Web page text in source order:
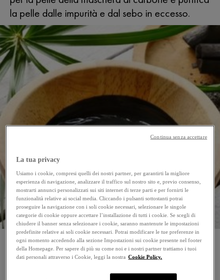
la pelle dalle impurità e dal sebo in eccesso.
Prova l’effetto detox della maschera al
La tua privacy
Usiamo i cookie, compresi quelli dei nostri partner, per garantirti la migliore
esperienza di navigazione, analizzare il traffico sul nostro sito e, previo consenso,
mostrarti annunci personalizzati sui siti internet di terze parti e per fornirti le
funzionalità relative ai social media. Cliccando i pulsanti sottostanti potrai
proseguire la navigazione con i soli cookie necessari, selezionare le singole
categorie di cookie oppure accettare l’installazione di tutti i cookie. Se scegli di
chiudere il banner senza selezionare i cookie, saranno mantenute le impostazioni
predefinite relative ai soli cookie necessari. Potrai modificare le tue preferenze in
ogni momento accedendo alla sezione Impostazioni sui cookie presente nel footer
della Homepage. Per sapere di più su come noi e i nostri partner trattiamo i tuoi
dati personali attraverso i Cookie, leggi la nostra Cookie Policy.
Continua senza accettare